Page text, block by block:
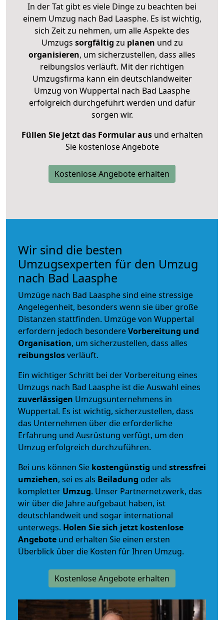
In der Tat gibt es viele Dinge zu beachten bei
einem Umzug nach Bad Laasphe. Es ist wichtig,
sich Zeit zu nehmen, um alle Aspekte des
Umzugs sorgfältig zu planen und zu
organisieren, um sicherzustellen, dass alles
reibungslos verläuft. Mit der richtigen
Umzugsfirma kann ein deutschlandweiter
Umzug von Wuppertal nach Bad Laasphe
erfolgreich durchgeführt werden und dafür
sorgen wir.
Füllen Sie jetzt das Formular ausund erhalten
Sie kostenlose Angebote
Kostenlose Angebote erhalten
Wir sind die besten
Umzugsexperten für den Umzug
nach Bad Laasphe
Umzüge nach Bad Laasphe sind eine stressige
Angelegenheit, besonders wenn sie über große
Distanzen stattfinden. Umzüge von Wuppertal
erfordern jedoch besondereVorbereitung und
Organisation, um sicherzustellen, dass alles
reibungslosverläuft.
Ein wichtiger Schritt bei der Vorbereitung eines
Umzugs nach Bad Laasphe ist die Auswahl eines
zuverlässigen Umzugsunternehmens in
Wuppertal. Es ist wichtig, sicherzustellen, dass
das Unternehmen über die erforderliche
Erfahrung und Ausrüstung verfügt, um den
Umzug erfolgreich durchzuführen.
Bei uns können Sie kostengünstig und stressfrei
umziehen, sei es als Beiladung oder als
kompletter Umzug. Unser Partnernetzwerk, das
wir über die Jahre aufgebaut haben, ist
deutschlandweit und sogar international
unterwegs. Holen Sie sich jetzt kostenlose
Angebote und erhalten Sie einen ersten
Überblick über die Kosten für Ihren Umzug.
Kostenlose Angebote erhalten